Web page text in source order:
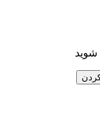
شوید